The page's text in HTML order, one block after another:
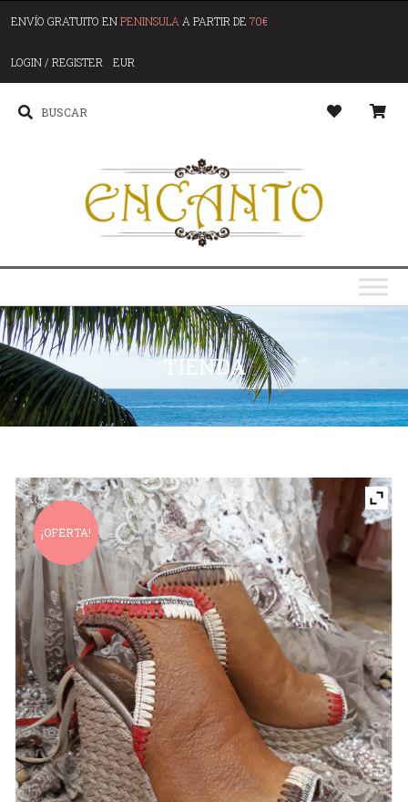
ENVÍO GRATUITO ENPENINSULA A PARTIR DE 70€
LOGIN / REGISTER EUR
TIENDA
¡OFERTA!